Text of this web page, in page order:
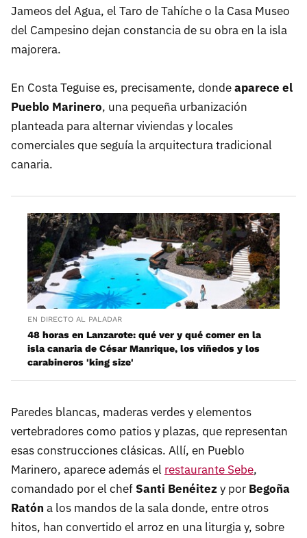
Jameos del Agua, el Taro de Tahíche o la Casa Museo
del Campesino dejan constancia de su obra en la isla
majorera.
En Costa Teguise es, precisamente, dondeaparece el
Pueblo Marinero, una pequeña urbanización
planteada para alternar viviendas y locales
comerciales que seguía la arquitectura tradicional
canaria.
EN DIRECTO AL PALADAR
48 horas en Lanzarote: qué ver y qué comer en la
isla canaria de César Manrique, los viñedos y los
carabineros 'king size'
Paredes blancas, maderas verdes y elementos
vertebradores como patios y plazas, que representan
esas construcciones clásicas. Allí, en Pueblo
Marinero, aparece además el restaurante Sebe,
comandado por el chef Santi Benéitezy por Begoña
Ratón a los mandos de la sala donde, entre otros
hitos, han convertido el arroz en una liturgia y, sobre